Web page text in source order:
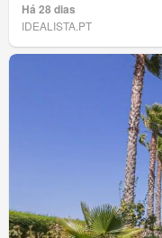
Há 28 dias
IDEALISTA.PT